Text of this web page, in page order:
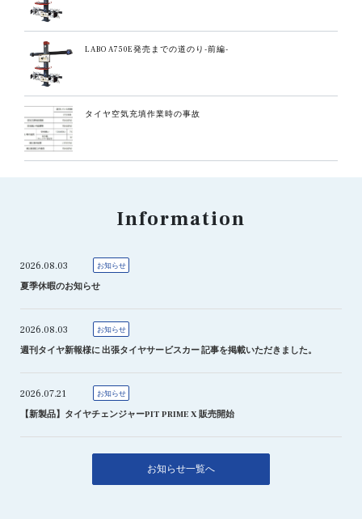
LABO A750E発売までの道のり-前編-
タイヤ空気充填作業時の事故
Information
2026.08.03 お知らせ
夏季休暇のお知らせ
2026.08.03 お知らせ
週刊タイヤ新報様に 出張タイヤサービスカー 記事を掲載いただきました。
2026.07.21 お知らせ
【新製品】タイヤチェンジャーPIT PRIME X 販売開始
お知らせ一覧へ